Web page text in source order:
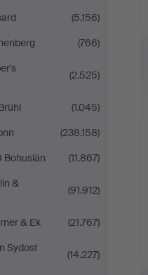
(5.156)
(766)
(2.525)
(1.045)
(238.158)
Bohuslän
(11.867)
&
(91.912)
& Ek
(21.767)
Sydost
(14.227)